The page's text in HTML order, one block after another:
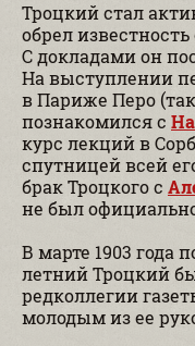
Троцкий стал
обрел
С докладами он
На выступлении
в Париже Перо
познакомился с
курс лекций в
спутницей всей
брак Троцкого с
не был
В марте 1903 года
летний Троцкий
редколлегии
молодым из ее